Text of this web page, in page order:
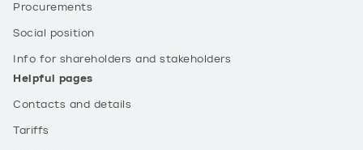
Procurements
Social position
Info for shareholders and stakeholders
Helpful pages
Contacts and details
Tariffs